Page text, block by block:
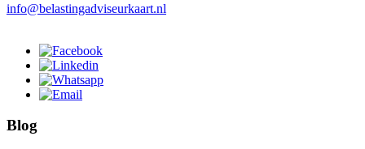
info@belastingadviseurkaart.nl
Blog